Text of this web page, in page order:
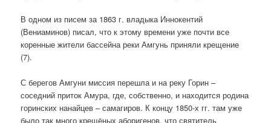
В одном из писем за 1863 г. владыка Иннокентий
(Вениаминов) писал, что к этому времени уже почти все
коренные жители бассейна реки Амгунь приняли крещение
(7).
С берегов Амгуни миссия перешла и на реку Горин –
соседний приток Амура, где, собственно, и находится родина
горинских нанайцев – самагиров. К концу 1850-х гг. там уже
было так много крещёных аборигенов, что святитель